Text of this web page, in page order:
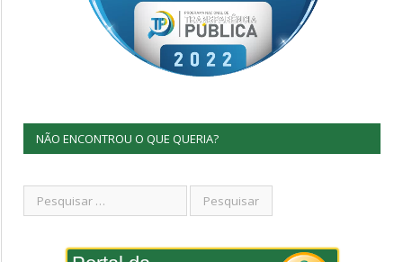
NÃO ENCONTROU O QUE QUERIA?